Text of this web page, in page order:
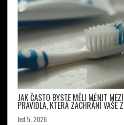
JAK ČASTO BYSTE MĚLI MĚNIT
PRAVIDLA, KTERÁ ZACHRÁNÍ VAŠE
led 5, 2026